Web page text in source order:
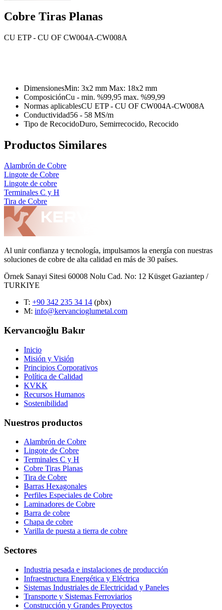
Cobre Tiras Planas
CU ETP - CU OF CW004A-CW008A
DimensionesMin: 3x2 mm Max: 18x2 mm
ComposiciónCu - min. %99,95 max. %99,99
Normas aplicablesCU ETP - CU OF CW004A-CW008A
Conductividad56 - 58 MS/m
Tipo de RecocidoDuro, Semirrecocido, Recocido
Productos Similares
Alambrón de Cobre
Lingote de Cobre
Lingote de cobre
Terminales C y H
Tira de Cobre
Al unir confianza y tecnología, impulsamos la energía con nuestras
soluciones de cobre de alta calidad en más de 30 países.
Örnek Sanayi Sitesi 60008 Nolu Cad. No: 12 Küsget Gaziantep /
TURKIYE
T: +90 342 235 34 14 (pbx)
M: info@kervancioglumetal.com
Kervancıoğlu Bakır
Inicio
Misión y Visión
Principios Corporativos
Política de Calidad
KVKK
Recursos Humanos
Sostenibilidad
Nuestros productos
Alambrón de Cobre
Lingote de Cobre
Terminales C y H
Cobre Tiras Planas
Tira de Cobre
Barras Hexagonales
Perfiles Especiales de Cobre
Laminadores de Cobre
Barra de cobre
Chapa de cobre
Varilla de puesta a tierra de cobre
Sectores
Industria pesada e instalaciones de producción
Infraestructura Energética y Eléctrica
Sistemas Industriales de Electricidad y Paneles
Transporte y Sistemas Ferroviarios
Construcción y Grandes Proyectos